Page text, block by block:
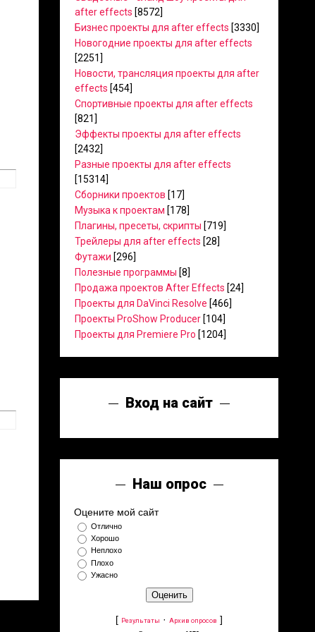
after effects [8572]
Бизнес проекты для after effects [3330]
Новогодние проекты для after effects
[2251]
Новости, трансляция проекты для after
effects [454]
Спортивные проекты для after effects
[821]
Эффекты проекты для after effects
[2432]
Разные проекты для after effects
[15314]
Сборники проектов [17]
Музыка к проектам [178]
Плагины, пресеты, скрипты [719]
Трейлеры для after effects [28]
Футажи [296]
Полезные программы [8]
Продажа проектов After Effects [24]
Проекты для DaVinci Resolve [466]
Проекты ProShow Producer [104]
Проекты для Premiere Pro [1204]
Вход на сайт
Наш опрос
Оцените мой сайт
Отлично
Хорошо
Неплохо
Плохо
Ужасно
[ Результаты · Архив опросов ]